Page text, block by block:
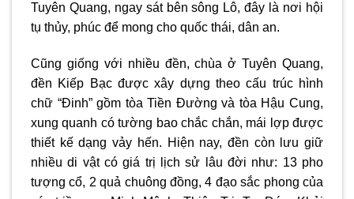
Tuyên Quang, ngay sát bên sông Lô, đây là nơi hội
tụ thủy, phúc để mong cho quốc thái, dân an.
Cũng giống với nhiều đền, chùa ở Tuyên Quang,
đền Kiếp Bạc được xây dựng theo cấu trúc hình
chữ “Đinh” gồm tòa Tiền Đường và tòa Hậu Cung,
xung quanh có tường bao chắc chắn, mái lợp được
thiết kế dạng vảy hến. Hiện nay, đền còn lưu giữ
nhiều di vật có giá trị lịch sử lâu đời như: 13 pho
tượng cổ, 2 quả chuông đồng, 4 đạo sắc phong của